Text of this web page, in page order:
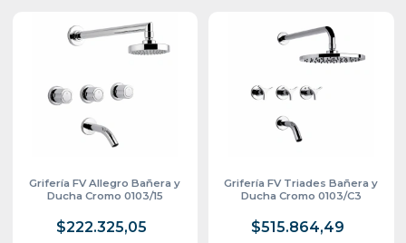
Grifería FV Allegro Bañera y
Ducha Cromo 0103/15
$222.325,05
Grifería FV Triades Bañera y
Ducha Cromo 0103/C3
$515.864,49